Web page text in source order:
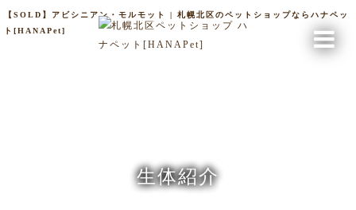
【SOLD】アビシニアン・モルモット | 札幌北区のペットショップならハナペッ
ト[HANAPet]
生体紹介